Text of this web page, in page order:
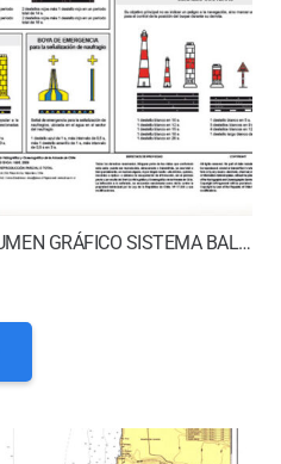
CARTA SHOA N° 460 – RESUMEN GRÁFICO SISTEMA BALIZAMIENTO MARÍTIMO NACIONAL